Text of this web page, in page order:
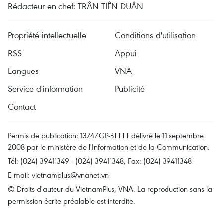
Rédacteur en chef: TRÂN TIÊN DUÂN
Propriété intellectuelle
Conditions d'utilisation
RSS
Appui
Langues
VNA
Service d'information
Publicité
Contact
Permis de publication: 1374/GP-BTTTT délivré le 11 septembre
2008 par le ministère de l'Information et de la Communication.
Tél: (024) 39411349 - (024) 39411348, Fax: (024) 39411348
E-mail: vietnamplus@vnanet.vn
© Droits d'auteur du VietnamPlus, VNA. La reproduction sans la
permission écrite préalable est interdite.